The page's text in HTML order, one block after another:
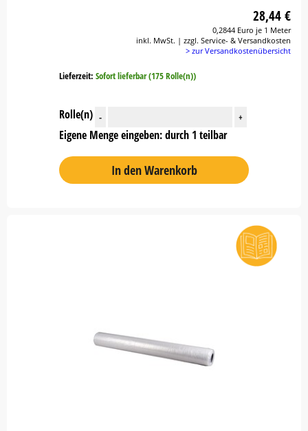
28,44 €
0,2844 Euro je 1 Meter
inkl. MwSt. | zzgl. Service- & Versandkosten
> zur Versandkostenübersicht
Lieferzeit: Sofort lieferbar (175 Rolle(n))
Rolle(n) - +
Eigene Menge eingeben: durch 1 teilbar
In den Warenkorb